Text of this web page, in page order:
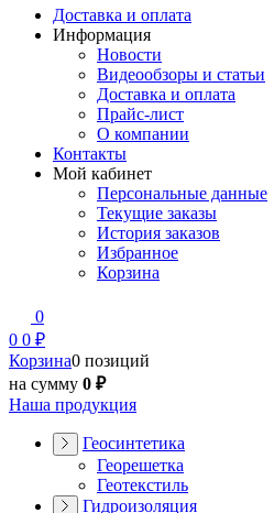
Доставка и оплата
Информация
Новости
Видеообзоры и статьи
Доставка и оплата
Прайс-лист
О компании
Контакты
Мой кабинет
Персональные данные
Текущие заказы
История заказов
Избранное
Корзина
0
0 0 ₽
Корзина0 позиций
на сумму 0 ₽
Наша продукция
Геосинтетика
Георешетка
Геотекстиль
Гидроизоляция